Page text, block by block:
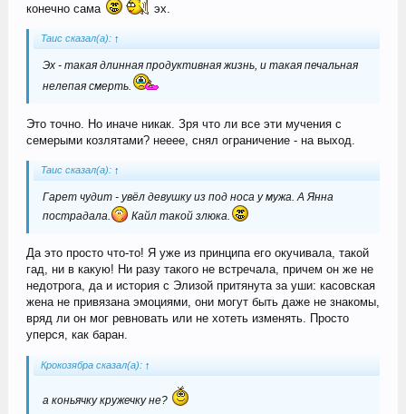
конечно сама эх.
Tauc сказал(а): ↑
Эх - такая длинная продуктивная жизнь, и такая печальная
нелепая смерть.
Это точно. Но иначе никак. Зря что ли все эти мучения с
семерыми козлятами? нееее, снял ограничение - на выход.
Tauc сказал(а): ↑
Гарет чудит - увёл девушку из под носа у мужа. А Янна
пострадала.
Кайл такой злюка.
Да это просто что-то! Я уже из принципа его окучивала, такой
гад, ни в какую! Ни разу такого не встречала, причем он же не
недотрога, да и история с Элизой притянута за уши: касовская
жена не привязана эмоциями, они могут быть даже не знакомы,
вряд ли он мог ревновать или не хотеть изменять. Просто
уперся, как баран.
Крокозябра сказал(а): ↑
а коньячку кружечку не?